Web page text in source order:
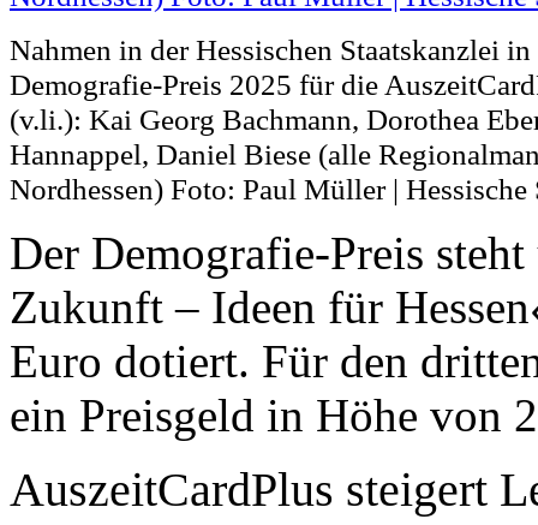
Nahmen in der Hessischen Staatskanzlei
Demografie-Preis 2025 für die
(v.li.): Kai Georg Bachmann, Dorothea
Hannappel, Daniel Biese (alle
Nordhessen) Foto: Paul Müller | Hessische
Der Demografie-Preis
Zukunft – Ideen für
Euro dotiert. Für den
ein Preisgeld in Höhe von
AuszeitCardPlus steigert